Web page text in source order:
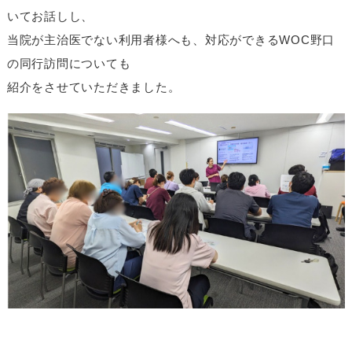
いてお話しし、
当院が主治医でない利用者様へも、対応ができるWOC野口
の同行訪問についても
紹介をさせていただきました。